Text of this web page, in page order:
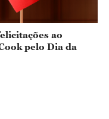
ao
pelo Dia da